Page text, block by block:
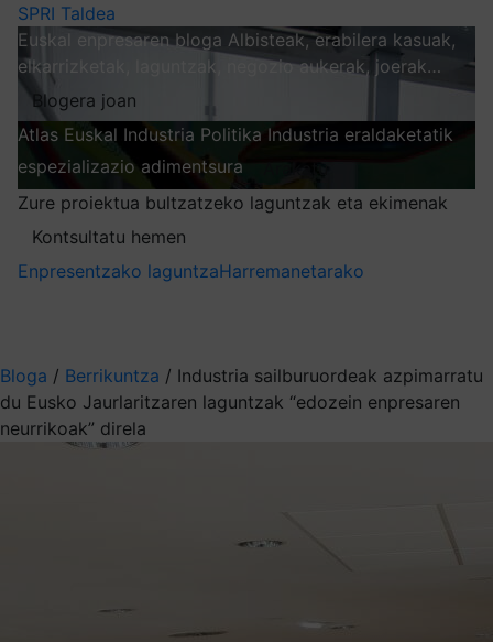
SPRI Taldea
Euskal enpresaren bloga Albisteak, erabilera kasuak,
elkarrizketak, laguntzak, negozio aukerak, joerak…
Blogera joan
Atlas Euskal Industria Politika Industria eraldaketatik
espezializazio adimentsura
Zure proiektua bultzatzeko laguntzak eta ekimenak
Kontsultatu hemen
Enpresentzako laguntzaHarremanetarako
Bloga / Berrikuntza / Industria sailburuordeak azpimarratu
du Eusko Jaurlaritzaren laguntzak “edozein enpresaren
neurrikoak” direla